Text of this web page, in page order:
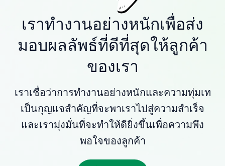
เราทำงานอย่างหนักเพื่อส่ง
มอบผลลัพธ์ที่ดีที่สุดให้ลูกค้า
ของเรา
เราเชื่อว่าการทำงานอย่างหนักและความทุ่มเท
เป็นกุญแจสำคัญที่จะพาเราไปสู่ความสำเร็จ
และเรามุ่งมั่นที่จะทำให้ดียิ่งขึ้นเพื่อความพึง
พอใจของลูกค้า